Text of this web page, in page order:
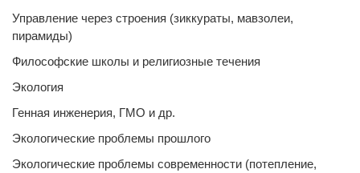
Управление через строения (зиккураты, мавзолеи,
пирамиды)
Философские школы и религиозные течения
Экология
Генная инженерия, ГМО и др.
Экологические проблемы прошлого
Экологические проблемы современности (потепление,